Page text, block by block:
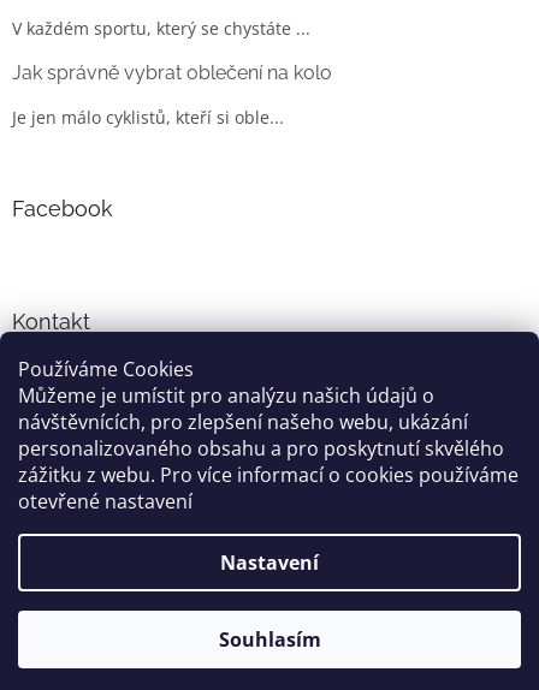
Používáme Cookies
Můžeme je umístit pro analýzu našich údajů o
návštěvnících, pro zlepšení našeho webu, ukázání
personalizovaného obsahu a pro poskytnutí skvělého
zážitku z webu. Pro více informací o cookies používáme
otevřené nastavení
Nastavení
Souhlasím
V každém sportu, který se chystáte ...
Jak správně vybrat oblečení na kolo
Je jen málo cyklistů, kteří si oble...
Facebook
Kontakt
info@cyklo-obleceni.cz
+420777081700
jsme na facebooku
Copyright 2026cyklo-obleceni.cz. Všechna práva vyhrazena.
Grafika a úprava šablónyMilan Markovič